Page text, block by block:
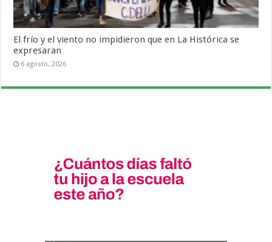
El frío y el viento no impidieron que en La Histórica se
expresaran
6 agosto, 2026